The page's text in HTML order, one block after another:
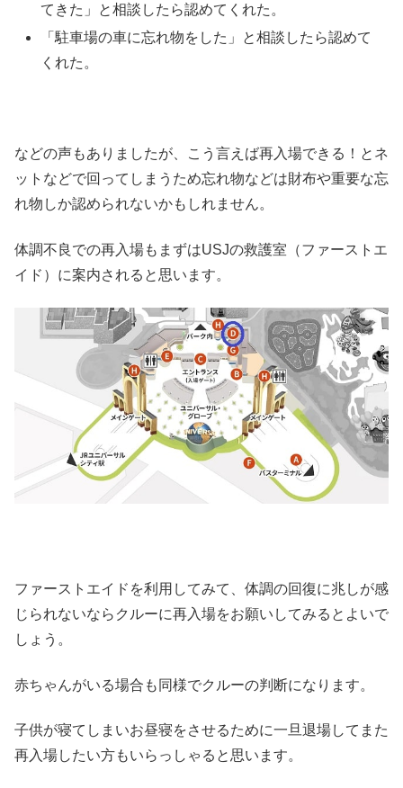
てきた」と相談したら認めてくれた。
「駐車場の車に忘れ物をした」と相談したら認めて
くれた。
などの声もありましたが、こう言えば再入場できる！とネ
ットなどで回ってしまうため忘れ物などは財布や重要な忘
れ物しか認められないかもしれません。
体調不良での再入場もまずはUSJの救護室（ファーストエ
イド）に案内されると思います。
ファーストエイドを利用してみて、体調の回復に兆しが感
じられないならクルーに再入場をお願いしてみるとよいで
しょう。
赤ちゃんがいる場合も同様でクルーの判断になります。
子供が寝てしまいお昼寝をさせるために一旦退場してまた
再入場したい方もいらっしゃると思います。